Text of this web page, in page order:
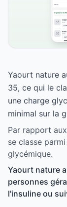
Yaourt nature
35, ce qui le
une charge
minimal sur la
Par rapport
se classe
glycémique.
Yaourt nature
personnes
l'insuline ou